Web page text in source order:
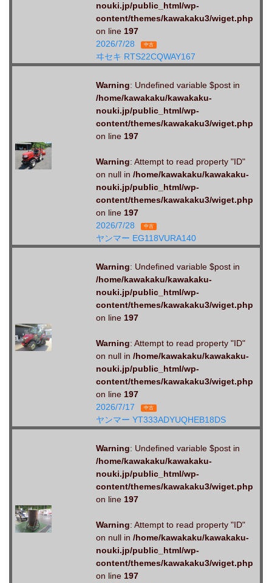
nouki.jp/public_html/wp-
content/themes/kawakaku3/wiget.php
on line 197
2026/7/28
中古
ヰセキ RTS22CQWAY167
Warning: Undefined variable $post in
/home/kawakaku/kawakaku-
nouki.jp/public_html/wp-
content/themes/kawakaku3/wiget.php
on line 197
Warning: Attempt to read property "ID"
on null in /home/kawakaku/kawakaku-
nouki.jp/public_html/wp-
content/themes/kawakaku3/wiget.php
on line 197
2026/7/28
中古
ヤンマー EG118VURA140
Warning: Undefined variable $post in
/home/kawakaku/kawakaku-
nouki.jp/public_html/wp-
content/themes/kawakaku3/wiget.php
on line 197
Warning: Attempt to read property "ID"
on null in /home/kawakaku/kawakaku-
nouki.jp/public_html/wp-
content/themes/kawakaku3/wiget.php
on line 197
2026/7/17
中古
ヤンマー YT333ADYUQHEB18DS
Warning: Undefined variable $post in
/home/kawakaku/kawakaku-
nouki.jp/public_html/wp-
content/themes/kawakaku3/wiget.php
on line 197
Warning: Attempt to read property "ID"
on null in /home/kawakaku/kawakaku-
nouki.jp/public_html/wp-
content/themes/kawakaku3/wiget.php
on line 197